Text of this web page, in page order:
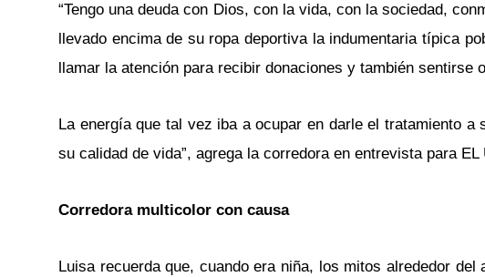
“Tengo una deuda con Dios, con la vida, con la sociedad,
llevado encima de su ropa deportiva la indumentaria típica
llamar la atención para recibir donaciones y también sentirse
La energía que tal vez iba a ocupar en darle el tratamiento
su calidad de vida”, agrega la corredora en entrevista para EL
Corredora multicolor con causa
Luisa recuerda que, cuando era niña, los mitos alrededor